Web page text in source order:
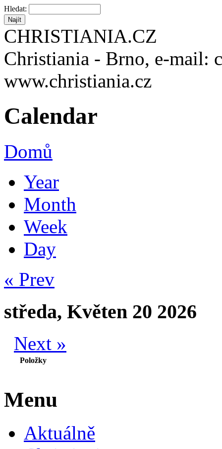
Hledat:
CHRISTIANIA.CZ
Christiania - Brno, e-mail:
www.christiania.cz
Calendar
Domů
Year
Month
Week
Day
« Prev
středa, Květen 20 2026
Next »
Položky
Menu
Aktuálně